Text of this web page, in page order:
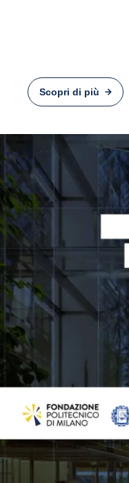
Scopri di più